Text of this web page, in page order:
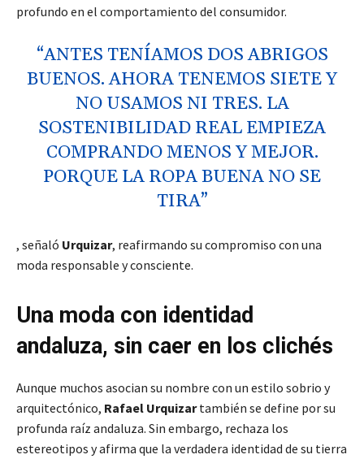
profundo en el comportamiento del consumidor.
“ANTES TENÍAMOS DOS ABRIGOS
BUENOS. AHORA TENEMOS SIETE Y
NO USAMOS NI TRES. LA
SOSTENIBILIDAD REAL EMPIEZA
COMPRANDO MENOS Y MEJOR.
PORQUE LA ROPA BUENA NO SE
TIRA”
, señaló Urquizar, reafirmando su compromiso con una
moda responsable y consciente.
Una moda con identidad
andaluza, sin caer en los clichés
Aunque muchos asocian su nombre con un estilo sobrio y
arquitectónico, Rafael Urquizartambién se define por su
profunda raíz andaluza. Sin embargo, rechaza los
estereotipos y afirma que la verdadera identidad de su tierra